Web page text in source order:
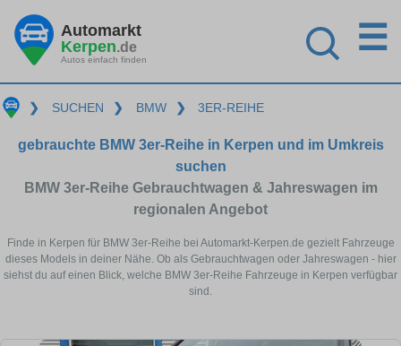
Automarkt
Kerpen.de
Autos einfach finden
☰
❯ SUCHEN ❯ BMW ❯ 3ER-REIHE
gebrauchte BMW 3er-Reihe in Kerpen und im Umkreis
suchen
BMW 3er-Reihe Gebrauchtwagen & Jahreswagen im
regionalen Angebot
Finde in Kerpen für BMW 3er-Reihe bei Automarkt-Kerpen.de gezielt Fahrzeuge
dieses Models in deiner Nähe. Ob als Gebrauchtwagen oder Jahreswagen - hier
siehst du auf einen Blick, welche BMW 3er-Reihe Fahrzeuge in Kerpen verfügbar
sind.